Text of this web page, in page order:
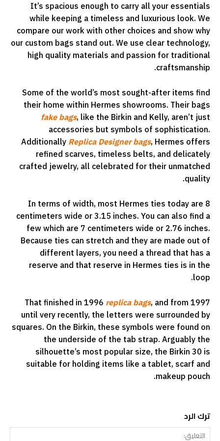
It’s spacious enough to carry all your essentials
while keeping a timeless and luxurious look. We
compare our work with other choices and show why
our custom bags stand out. We use clear technology,
high quality materials and passion for traditional
craftsmanship.
Some of the world’s most sought-after items find
their home within Hermes showrooms. Their bags
fake bags, like the Birkin and Kelly, aren’t just
accessories but symbols of sophistication.
Additionally Replica Designer bags, Hermes offers
refined scarves, timeless belts, and delicately
crafted jewelry, all celebrated for their unmatched
quality.
In terms of width, most Hermes ties today are 8
centimeters wide or 3.15 inches. You can also find a
few which are 7 centimeters wide or 2.76 inches.
Because ties can stretch and they are made out of
different layers, you need a thread that has a
reserve and that reserve in Hermes ties is in the
loop.
That finished in 1996 replica bags, and from 1997
until very recently, the letters were surrounded by
squares. On the Birkin, these symbols were found on
the underside of the tab strap. Arguably the
silhouette’s most popular size, the Birkin 30 is
suitable for holding items like a tablet, scarf and
makeup pouch.
ترك الرد